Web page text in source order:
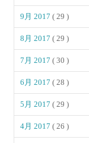
9月 2017( 29 )
8月 2017( 29 )
7月 2017( 30 )
6月 2017( 28 )
5月 2017( 29 )
4月 2017( 26 )